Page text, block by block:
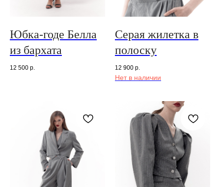
Юбка-годе Белла
из бархата
12 500 р.
Серая жилетка в
полоску
12 900 р.
Нет в наличии